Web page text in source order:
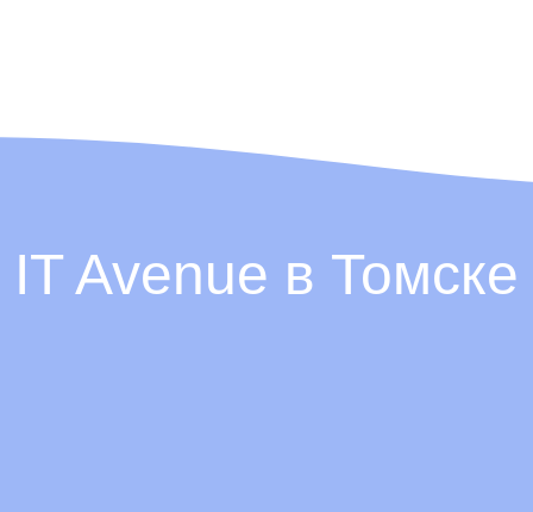
IT Avenue в Томске